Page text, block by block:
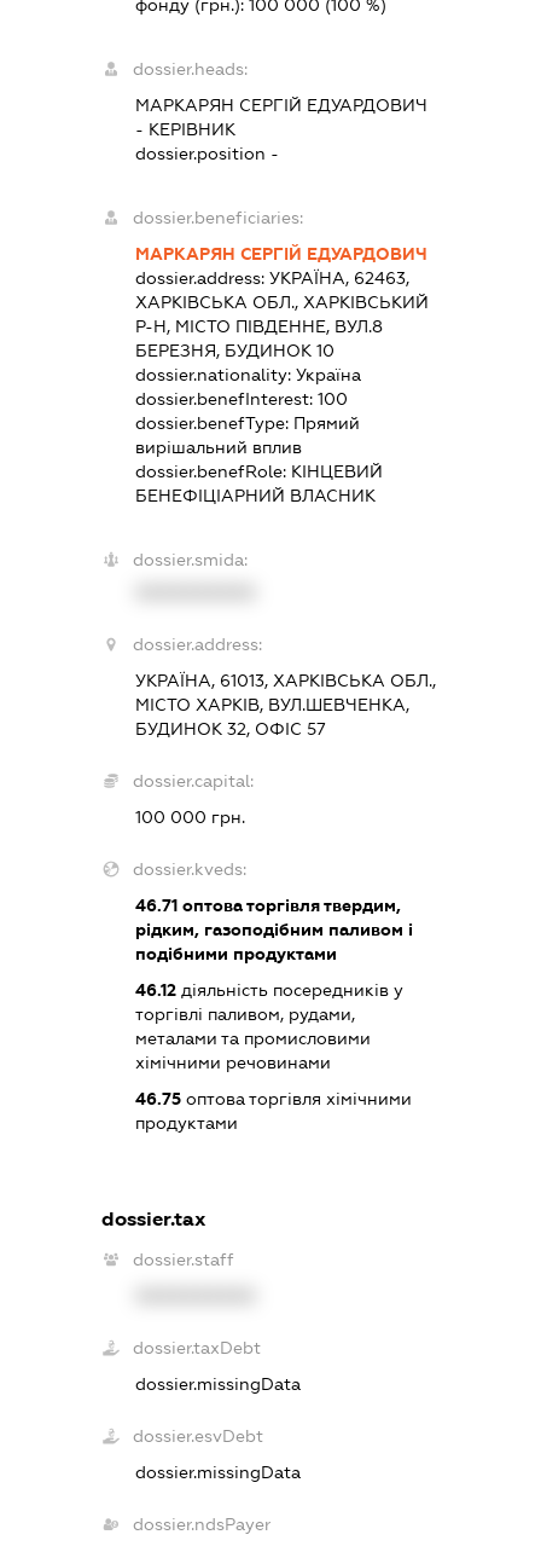
фонду (грн.): 100 000 (100 %)
dossier.heads:
МАРКАРЯН СЕРГІЙ ЕДУАРДОВИЧ
- КЕРІВНИК
dossier.position -
dossier.beneficiaries:
МАРКАРЯН СЕРГІЙ ЕДУАРДОВИЧ
dossier.address: УКРАЇНА, 62463,
ХАРКІВСЬКА ОБЛ., ХАРКІВСЬКИЙ
Р-Н, МІСТО ПІВДЕННЕ, ВУЛ.8
БЕРЕЗНЯ, БУДИНОК 10
dossier.nationality: Україна
dossier.benefInterest: 100
dossier.benefType: Прямий
вирішальний вплив
dossier.benefRole: КІНЦЕВИЙ
БЕНЕФІЦІАРНИЙ ВЛАСНИК
dossier.smida:
dossier.address:
УКРАЇНА, 61013, ХАРКІВСЬКА ОБЛ.,
МІСТО ХАРКІВ, ВУЛ.ШЕВЧЕНКА,
БУДИНОК 32, ОФІС 57
dossier.capital:
100 000 грн.
dossier.kveds:
46.71оптова торгівля твердим,
рідким, газоподібним паливом і
подібними продуктами
46.12діяльність посередників у
торгівлі паливом, рудами,
металами та промисловими
хімічними речовинами
46.75оптова торгівля хімічними
продуктами
dossier.tax
dossier.staff
dossier.taxDebt
dossier.missingData
dossier.esvDebt
dossier.missingData
dossier.ndsPayer